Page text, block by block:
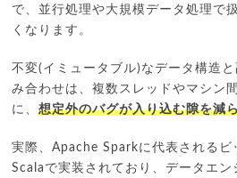
で、並行処理や大規模データ処理で
くなります。
不変(イミュータブル)なデータ構造
み合わせは、複数スレッドやマシン
に、想定外のバグが入り込む隙を減
実際、Apache Sparkに代表されるビ
Scalaで実装されており、データエ